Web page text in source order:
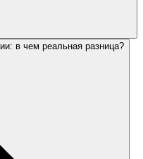
в чем реальная разница?